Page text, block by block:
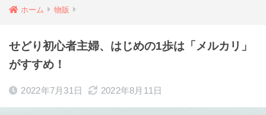
ホーム 物販
せどり初心者主婦、はじめの1歩は「メルカリ」
がすすめ！
2022年7月31日 2022年8月11日